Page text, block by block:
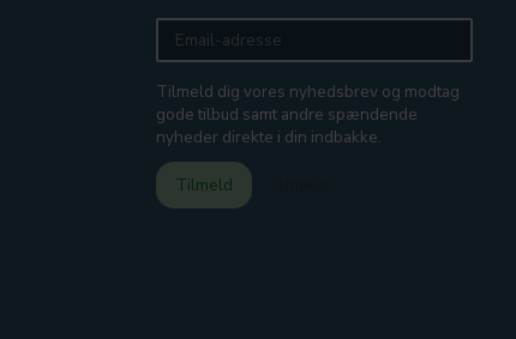
Email-
adresse
Tilmeld dig vores nyhedsbrev og modtag
gode tilbud samt andre spændende
nyheder direkte i din indbakke.
Tilmeld